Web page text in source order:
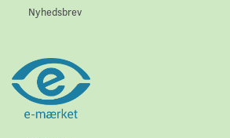
Nyhedsbrev